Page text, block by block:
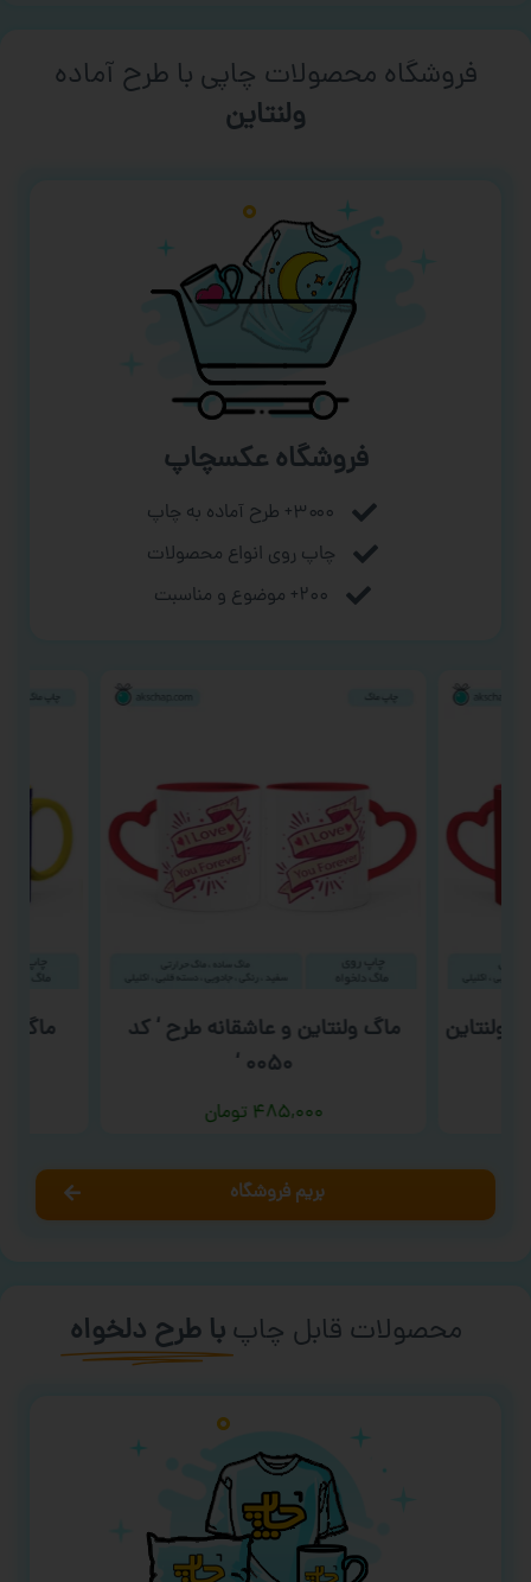
فروشگاه محصولات چاپی با طرح آماده
ورزشی
فروشگاه عکسچاپ
۳۰۰۰+ طرح آماده به چاپ
چاپ روی انواع محصولات
۲۰۰+ موضوع و مناسبت
ولنتاین
ماگ ولنتاین و عاشقانه طرح ‘ کد
۰۰۵۰ ‘
۴۸۵,۰۰۰ تومان
ماگ
بریم فروشگاه
محصولات قابل چاپ با طرح دلخواه